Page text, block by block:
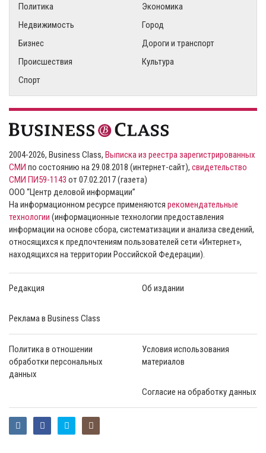
Политика
Экономика
Недвижимость
Город
Бизнес
Дороги и транспорт
Происшествия
Культура
Спорт
2004-2026, Business Class, Выписка из реестра зарегистрированных
СМИ по состоянию на 29.08.2018 (интернет-сайт), свидетельство
СМИ ПИ59-1143 от 07.02.2017 (газета)
ООО “Центр деловой информации”
На информационном ресурсе применяются рекомендательные
технологии (информационные технологии предоставления
информации на основе сбора, систематизации и анализа сведений,
относящихся к предпочтениям пользователей сети «Интернет»,
находящихся на территории Российской Федерации).
Редакция Об издании
Реклама в Business Class
Политика в отношении
обработки персональных
данных
Условия использования
материалов
Согласие на обработку данных